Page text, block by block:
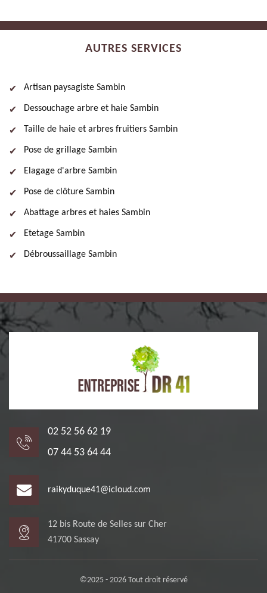
AUTRES SERVICES
Artisan paysagiste Sambin
Dessouchage arbre et haie Sambin
Taille de haie et arbres fruitiers Sambin
Pose de grillage Sambin
Elagage d'arbre Sambin
Pose de clôture Sambin
Abattage arbres et haies Sambin
Etetage Sambin
Débroussaillage Sambin
02 52 56 62 19
07 44 53 64 44
raikyduque41@icloud.com
12 bis Route de Selles sur Cher
41700 Sassay
©2025 - 2026 Tout droit réservé